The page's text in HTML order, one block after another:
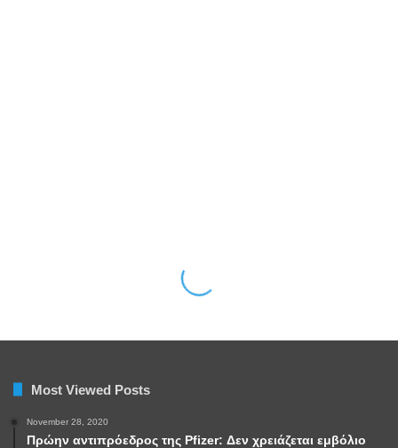
Most Viewed Posts
November 28, 2020
Πρώην αντιπρόεδρος της Pfizer: Δεν χρειάζεται εμβόλιο